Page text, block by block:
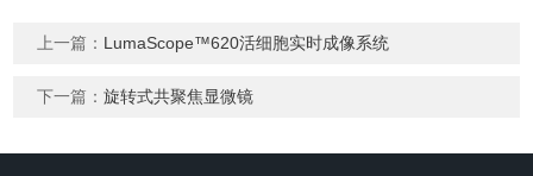
上一篇： LumaScope™620活细胞实时成像系统
下一篇：旋转式共聚焦显微镜